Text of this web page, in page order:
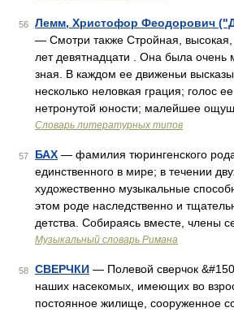
56
Лемм, Христофор Феодорович
— Смотри также Стройная, высокая,
лет девятнадцати . Она была очень
зная. В каждом ее движеньи
несколько неловкая грация; голос
нетронутой юности; малейшее
Словарь литературных типов
57 БАХ — фамилия тюрингенского
единственного в мире; в течении
художественно музыкальные
этом роде наследственно и
детства. Собираясь вместе, члены
Музыкальный словарь Римана
58 СВЕРЧКИ — Полевой сверчок
наших насекомых, имеющих во
постоянное жилище, сооруженное